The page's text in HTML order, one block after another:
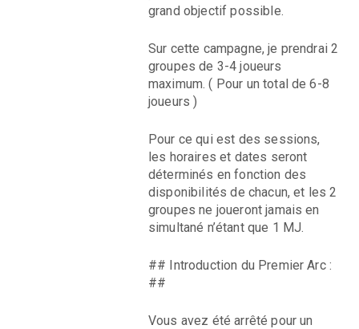
grand objectif possible.
Sur cette campagne, je prendrai 2
groupes de 3-4 joueurs
maximum. ( Pour un total de 6-8
joueurs )
Pour ce qui est des sessions,
les horaires et dates seront
déterminés en fonction des
disponibilités de chacun, et les 2
groupes ne joueront jamais en
simultané n’étant que 1 MJ.
## Introduction du Premier Arc :
##
Vous avez été arrêté pour un